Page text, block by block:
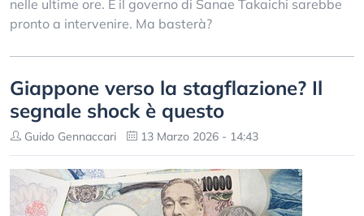
nelle ultime ore. E il governo di Sanae Takaichi sarebbe
pronto a intervenire. Ma basterà?
Giappone verso la stagflazione? Il
segnale shock è questo
Guido Gennaccari 13 Marzo 2026 - 14:43